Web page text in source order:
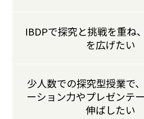
IBDPで探究と挑戦を重ね
を広げたい
少人数での探究型授業で
ーション力やプレゼンテ
伸ばしたい